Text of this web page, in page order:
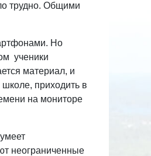
трудно. Общими
Но
ученики
материал, и
школе, приходить в
на мониторе
неограниченные